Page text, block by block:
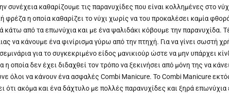
καθαρίζουμε τις παρανυχίδες που είναι κολλημένες στο
φρέζα η οποία καθαρίζει το νύχι χωρίς να του προκαλέσει καμία
από τα επωνύχια και με ένα ψαλιδάκι κόβουμε την παρανυχίδα.
να κάνουμε ένα φινίρισμα γύρω από την πτηχή. Για να γίνει σωστή
για το συγκεκριμένο είδος μανικιούρ ώστε να μην υπάρχει
η οποία δεν έχει διδαχθεί τον τρόπο να ξεκινήσει από μόνη της να
όλοι να κάνουν ένα ασφαλές Combi Manicure. Το Combi Manicure
ότι ακόμα και ένα δάχτυλο με πολλές παρανυχίδες και ξηρά επωνύχια